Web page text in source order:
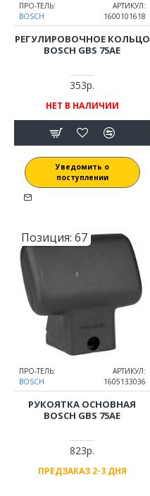
ПРО-ТЕЛЬ:
BOSCH
АРТИКУЛ:
1600101618
РЕГУЛИРОВОЧНОЕ КОЛЬЦО
BOSCH GBS 75AE
353р.
НЕТ В НАЛИЧИИ
Уведомить о
поступлении
Позиция: 67
ПРО-ТЕЛЬ:
BOSCH
АРТИКУЛ:
1605133036
РУКОЯТКА ОСНОВНАЯ
BOSCH GBS 75AE
823р.
ПРЕДЗАКАЗ 2-3 ДНЯ